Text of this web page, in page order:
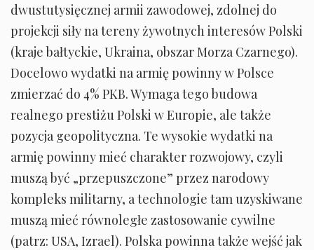
dwustutysięcznej armii zawodowej, zdolnej do
projekcji siły na tereny żywotnych interesów Polski
(kraje bałtyckie, Ukraina, obszar Morza Czarnego).
Docelowo wydatki na armię powinny w Polsce
zmierzać do 4% PKB. Wymaga tego budowa
realnego prestiżu Polski w Europie, ale także
pozycja geopolityczna. Te wysokie wydatki na
armię powinny mieć charakter rozwojowy, czyli
muszą być „przepuszczone” przez narodowy
kompleks militarny, a technologie tam uzyskiwane
muszą mieć równoległe zastosowanie cywilne
(patrz: USA, Izrael). Polska powinna także wejść jak